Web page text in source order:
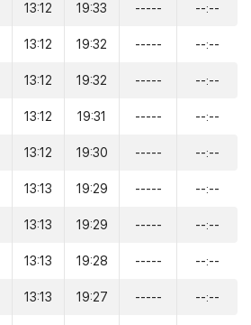
13:12 19:33 ----- --:--
13:12 19:32 ----- --:--
13:12 19:32 ----- --:--
13:12 19:31 ----- --:--
13:12 19:30 ----- --:--
13:13 19:29 ----- --:--
13:13 19:29 ----- --:--
13:13 19:28 ----- --:--
13:13 19:27 ----- --:--